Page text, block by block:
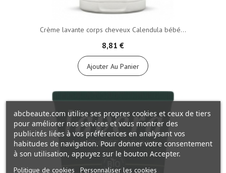
Crème lavante corps cheveux Calendula bébé...
8,81 €
Ajouter Au Panier
abcbeaute.com utilise ses propres cookies et ceux de tiers
pour améliorer nos services et vous montrer des
publicités liées à vos préférences en analysant vos
habitudes de navigation. Pour donner votre consentement
à son utilisation, appuyez sur le bouton Accepter.
Politique de cookies Personnaliser les cookies